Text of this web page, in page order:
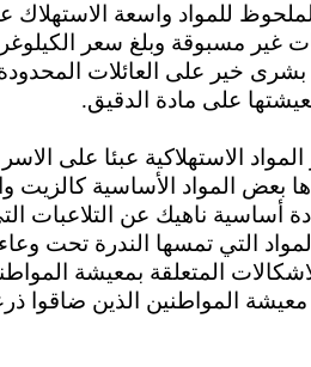
للمواد واسعة الاستهلاك
خير على العائلات
على مادة الدقيق.
الاستهلاكية عبئا على
بعض المواد الأساسية كالزيت
أساسية ناهيك عن التلاعبات
التي تمسها الندرة تحت
المتعلقة بمعيشة
معيشة المواطنين الذين ضاقوا